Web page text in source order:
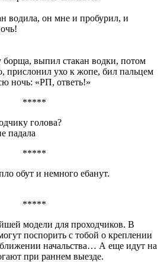
водила, он мне и пробурил, и
выпил стакан водки, потом
прислонил ухо к жопе, бил пальцем
ночь: «РП, ответь!»
*****
голова?
падала
*****
обут и немного ебанут.
*****
модели для проходчиков. В
поспорить с тобой о креплении
начальства… А еще идут на
при раннем выезде.